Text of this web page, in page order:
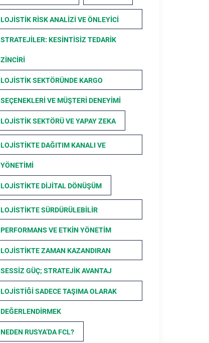
LOJISTIK RISK ANALIZI VE ÖNLEYICI
STRATEJILER: KESINTISIZ TEDARIK
ZINCIRI
LOJISTIK SEKTÖRÜNDE KARGO
SEÇENEKLERI VE MÜŞTERI DENEYIMI
LOJISTIK SEKTÖRÜ VE YAPAY ZEKA
LOJISTIKTE DAĞITIM KANALI VE
YÖNETIMI
LOJISTIKTE DIJITAL DÖNÜŞÜM
LOJISTIKTE SÜRDÜRÜLEBILIR
PERFORMANS VE ETKIN YÖNETIM
LOJISTIKTE ZAMAN KAZANDIRAN
SESSIZ GÜÇ; STRATEJIK AVANTAJ
LOJISTIĞI SADECE TAŞIMA OLARAK
DEĞERLENDIRMEK
NEDEN RUSYA’DA FCL?